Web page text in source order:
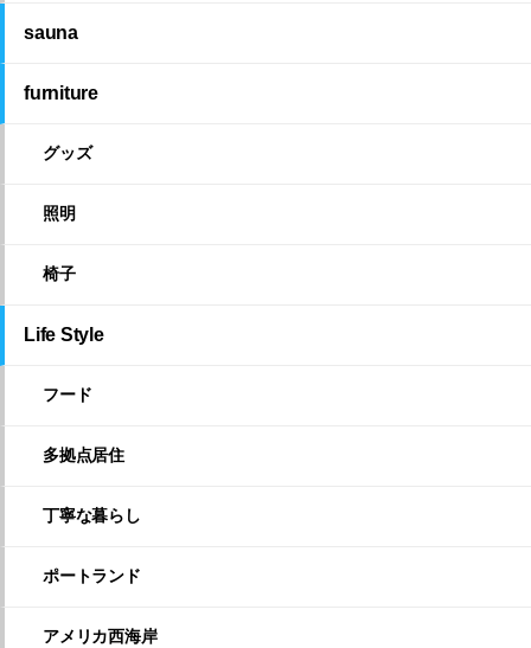
sauna
furniture
グッズ
照明
椅子
Life Style
フード
多拠点居住
丁寧な暮らし
ポートランド
アメリカ西海岸